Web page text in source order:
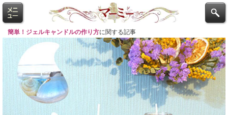
簡単！ジェルキャンドルの作り方に関する記事